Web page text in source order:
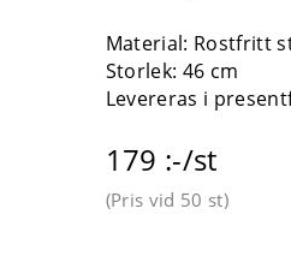
Material: Rostfritt
Storlek: 46 cm
Levereras i
179 :-/st
(Pris vid 50 st)